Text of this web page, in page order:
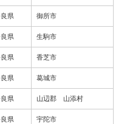
県 御所市
県 生駒市
県 香芝市
県 葛城市
県 山辺郡 山添村
県 宇陀市